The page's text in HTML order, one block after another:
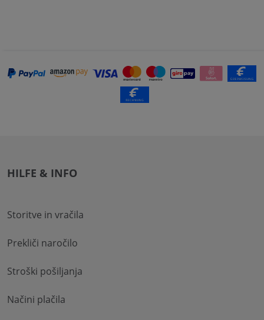
HILFE & INFO
Storitve in vračila
Prekliči naročilo
Stroški pošiljanja
Načini plačila